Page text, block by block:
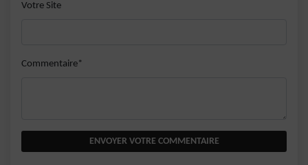
Votre Site
Commentaire*
ENVOYER VOTRE COMMENTAIRE